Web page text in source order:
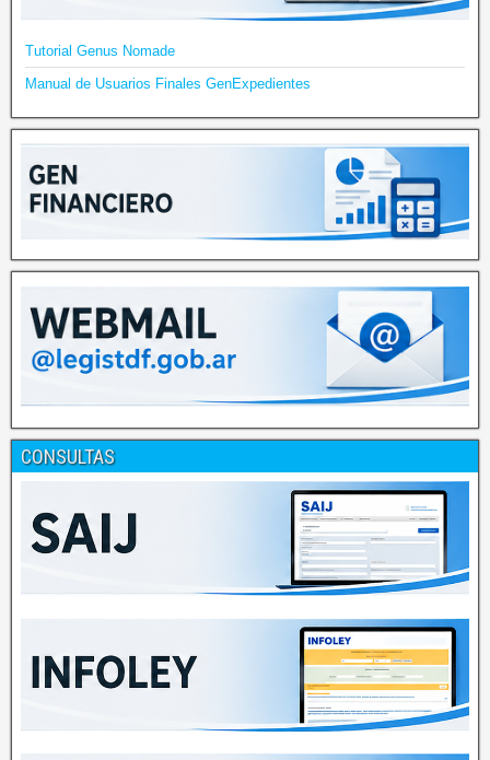
Tutorial Genus Nomade
Manual de Usuarios Finales GenExpedientes
CONSULTAS